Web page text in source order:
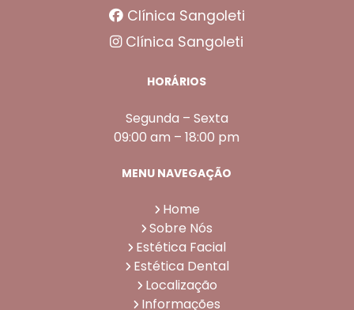
Clínica Sangoleti
Clínica Sangoleti
HORÁRIOS
Segunda – Sexta
09:00 am – 18:00 pm
MENU NAVEGAÇÃO
Home
Sobre Nós
Estética Facial
Estética Dental
Localização
Informações